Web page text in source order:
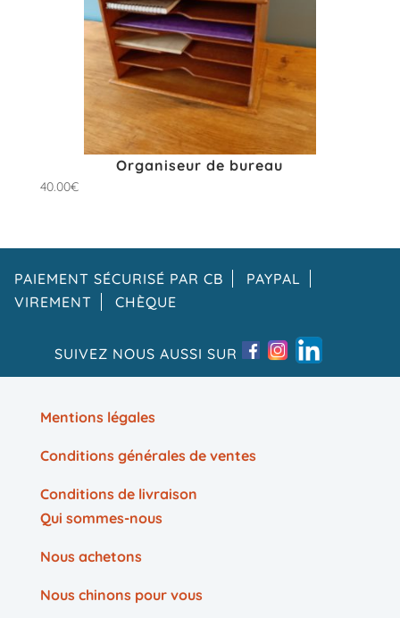
Organiseur de bureau
40.00€
PAIEMENT SÉCURISÉ PAR CB
PAYPAL
VIREMENT
CHÈQUE
SUIVEZ NOUS AUSSI SUR
Mentions légales
Conditions générales de ventes
Conditions de livraison
Qui sommes-nous
Nous achetons
Nous chinons pour vous